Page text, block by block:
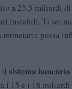
a 25,5 miliardi
instabili. Ti sei
possa
il sistema
i 15 e i 16 miliardi